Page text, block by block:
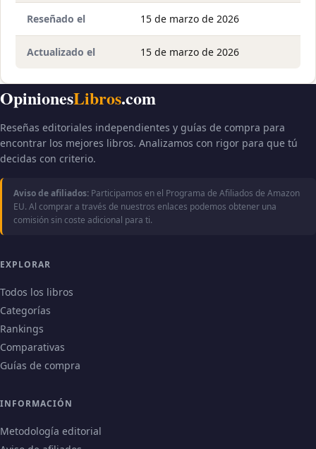
Reseñado el 15 de marzo de 2026
Actualizado el 15 de marzo de 2026
OpinionesLibros.com
Reseñas editoriales independientes y guías de compra para
encontrar los mejores libros. Analizamos con rigor para que tú
decidas con criterio.
Aviso de afiliados: Participamos en el Programa de Afiliados de Amazon
EU. Al comprar a través de nuestros enlaces podemos obtener una
comisión sin coste adicional para ti.
EXPLORAR
Todos los libros
Categorías
Rankings
Comparativas
Guías de compra
INFORMACIÓN
Metodología editorial